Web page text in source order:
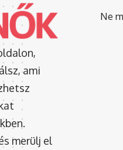
ami
merülj el
Ne